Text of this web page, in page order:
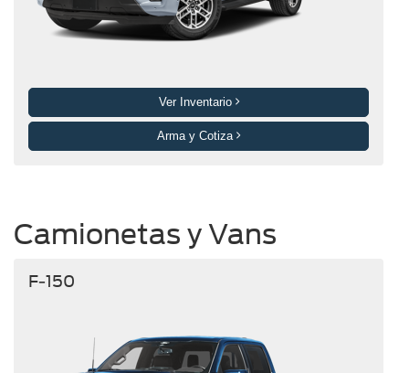
Ver Inventario
Arma y Cotiza
Camionetas y Vans
F-150